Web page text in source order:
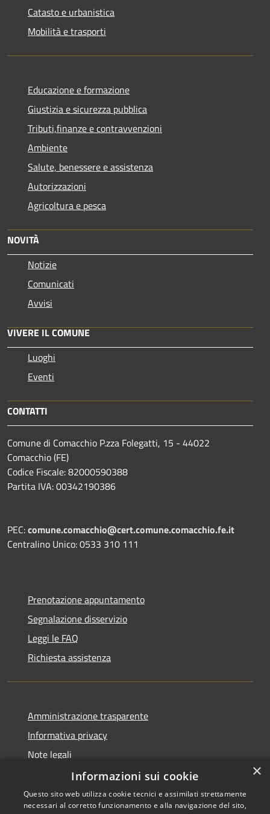
Catasto e urbanistica
Mobilità e trasporti
Educazione e formazione
Giustizia e sicurezza pubblica
Tributi,finanze e contravvenzioni
Ambiente
Salute, benessere e assistenza
Autorizzazioni
Agricoltura e pesca
NOVITÀ
Notizie
Comunicati
Avvisi
VIVERE IL COMUNE
Luoghi
Eventi
CONTATTI
Comune di Comacchio P.zza Folegatti, 15 - 44022
Comacchio (FE)
Codice Fiscale: 82000590388
Partita IVA: 00342190386
PEC:comune.comacchio@cert.comune.comacchio.fe.it
Centralino Unico: 0533 310 111
Prenotazione appuntamento
Segnalazione disservizio
Leggi le FAQ
Richiesta assistenza
Amministrazione trasparente
Informativa privacy
Note legali
Dichiarazione di accessibilità
×
Informazioni sui cookie
Questo sito web utilizza cookie tecnici e assimilati strettamente
necessari al corretto funzionamento e alla navigazione del sito,